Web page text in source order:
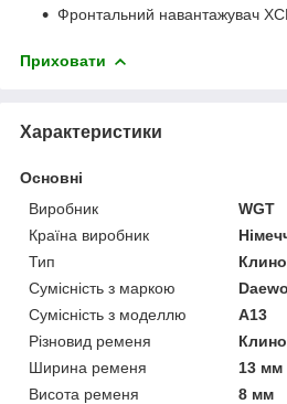
Фронтальний навантажувач
Приховати
Характеристики
Основні
Виробник
WGT
Країна виробник
Тип
Сумісність з маркою
Сумісність з моделлю
A13
Різновид ременя
Ширина ременя
13 мм
Висота ременя
8 мм